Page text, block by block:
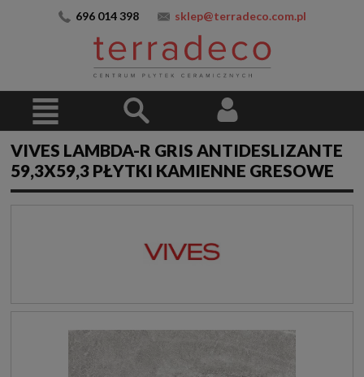
696 014 398 sklep@terradeco.com.pl
VIVES LAMBDA-R GRIS ANTIDESLIZANTE
59,3X59,3 PŁYTKI KAMIENNE GRESOWE